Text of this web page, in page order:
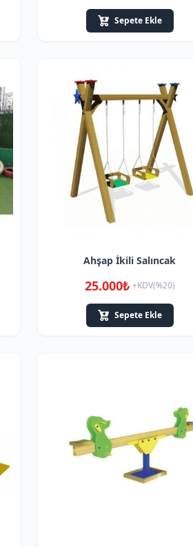
Sepete Ekle
Ahşap İkili Salıncak
25.000₺ +KDV(%20)
Sepete Ekle